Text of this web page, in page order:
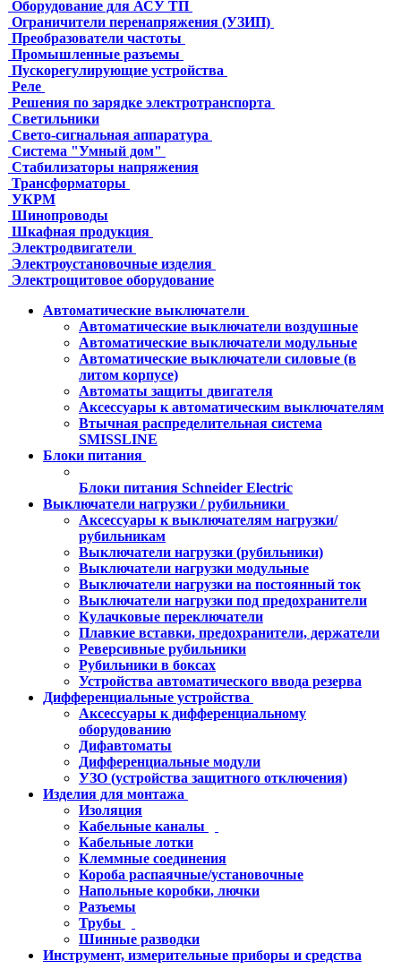
Оборудование для АСУ ТП
Ограничители перенапряжения (УЗИП)
Преобразователи частоты
Промышленные разъемы
Пускорегулирующие устройства
Реле
Решения по зарядке электротранспорта
Светильники
Свето-сигнальная аппаратура
Система "Умный дом"
Стабилизаторы напряжения
Трансформаторы
УКРМ
Шинопроводы
Шкафная продукция
Электродвигатели
Электроустановочные изделия
Электрощитовое оборудование
Автоматические выключатели
Автоматические выключатели воздушные
Автоматические выключатели модульные
Автоматические выключатели силовые (в
литом корпусе)
Автоматы защиты двигателя
Аксессуары к автоматическим выключателям
Втычная распределительная система
SMISSLINE
Блоки питания
Блоки питания Schneider Electric
Выключатели нагрузки / рубильники
Аксессуары к выключателям нагрузки/
рубильникам
Выключатели нагрузки (рубильники)
Выключатели нагрузки модульные
Выключатели нагрузки на постоянный ток
Выключатели нагрузки под предохранители
Кулачковые переключатели
Плавкие вставки, предохранители, держатели
Реверсивные рубильники
Рубильники в боксах
Устройства автоматического ввода резерва
Дифференциальные устройства
Аксессуары к дифференциальному
оборудованию
Дифавтоматы
Дифференциальные модули
УЗО (устройства защитного отключения)
Изделия для монтажа
Изоляция
Кабельные каналы
Кабельные лотки
Клеммные соединения
Короба распаячные/установочные
Напольные коробки, лючки
Разъемы
Трубы
Шинные разводки
Инструмент, измерительные приборы и средства